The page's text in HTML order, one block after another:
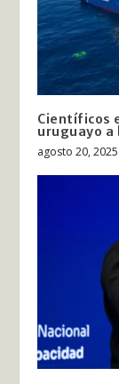
Científicos
uruguayo a
agosto 20, 2025